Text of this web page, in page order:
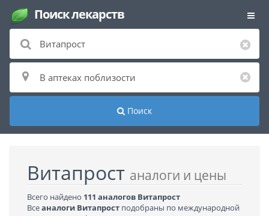
Поиск лекарств
Поиск
Витапрост аналоги и цены
Всего найдено 111 аналогов Витапрост
Всеаналоги Витапрост подобраны по международной